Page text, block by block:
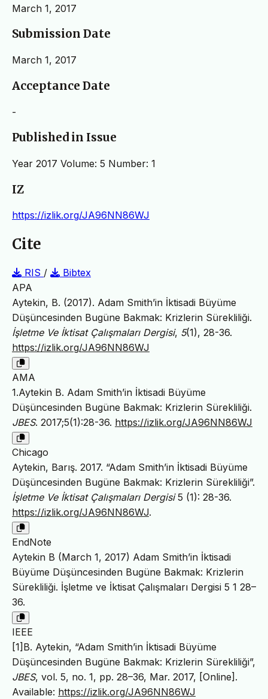
March 1, 2017
Submission Date
March 1, 2017
Acceptance Date
-
Published in Issue
Year 2017 Volume: 5 Number: 1
IZ
https://izlik.org/JA96NN86WJ
Cite
RIS /
Bibtex
APA
Aytekin, B. (2017). Adam Smith’in İktisadi Büyüme
Düşüncesinden Bugüne Bakmak: Krizlerin Sürekliliği.
İşletme Ve İktisat Çalışmaları Dergisi, 5(1), 28-36.
https://izlik.org/JA96NN86WJ
AMA
1.Aytekin B. Adam Smith’in İktisadi Büyüme
Düşüncesinden Bugüne Bakmak: Krizlerin Sürekliliği.
JBES. 2017;5(1):28-36. https://izlik.org/JA96NN86WJ
Chicago
Aytekin, Barış. 2017. “Adam Smith’in İktisadi Büyüme
Düşüncesinden Bugüne Bakmak: Krizlerin Sürekliliği”.
İşletme Ve İktisat Çalışmaları Dergisi5 (1): 28-36.
https://izlik.org/JA96NN86WJ.
EndNote
Aytekin B (March 1, 2017) Adam Smith’in İktisadi
Büyüme Düşüncesinden Bugüne Bakmak: Krizlerin
Sürekliliği. İşletme ve İktisat Çalışmaları Dergisi 5 1 28–
36.
IEEE
[1]B. Aytekin, “Adam Smith’in İktisadi Büyüme
Düşüncesinden Bugüne Bakmak: Krizlerin Sürekliliği”,
JBES, vol. 5, no. 1, pp. 28–36, Mar. 2017, [Online].
Available: https://izlik.org/JA96NN86WJ